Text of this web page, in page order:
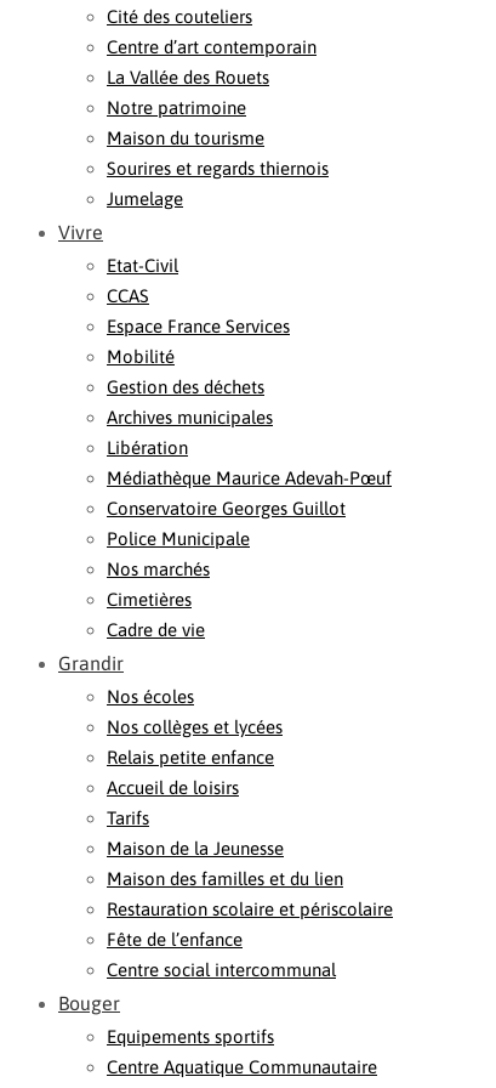
Cité des couteliers
Centre d’art contemporain
La Vallée des Rouets
Notre patrimoine
Maison du tourisme
Sourires et regards thiernois
Jumelage
Vivre
Etat-Civil
CCAS
Espace France Services
Mobilité
Gestion des déchets
Archives municipales
Libération
Médiathèque Maurice Adevah-Pœuf
Conservatoire Georges Guillot
Police Municipale
Nos marchés
Cimetières
Cadre de vie
Grandir
Nos écoles
Nos collèges et lycées
Relais petite enfance
Accueil de loisirs
Tarifs
Maison de la Jeunesse
Maison des familles et du lien
Restauration scolaire et périscolaire
Fête de l’enfance
Centre social intercommunal
Bouger
Equipements sportifs
Centre Aquatique Communautaire